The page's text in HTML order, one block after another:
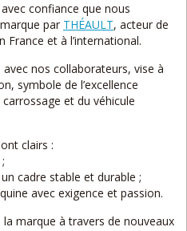
confiance que nous
par THÉAULT, acteur de
et à l’international.
nos collaborateurs, vise à
symbole de l’excellence
et du véhicule
clairs :
cadre stable et durable ;
avec exigence et passion.
marque à travers de nouveaux